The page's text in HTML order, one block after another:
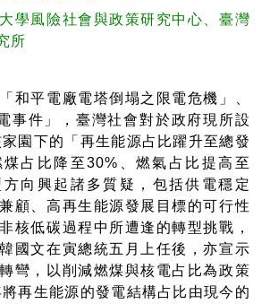
學風險社會與政策研究中心、臺灣
所
平電廠電塔倒塌之限電危機」、
事件」，臺灣社會對於政府現所設
園下的「再生能源占比躍升至總發
占比降至30%、燃氣占比提高至
向興起諸多質疑，包括供電穩定
顧、高再生能源發展目標的可行性
核低碳過程中所遭逢的轉型挑戰，
國文在寅總統五月上任後，亦宣示
彎，以削減燃煤與核電占比為政策
再生能源的發電結構占比由現今的